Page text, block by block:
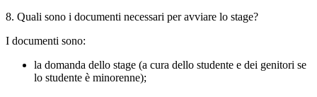
8. Quali sono i documenti necessari per avviare lo stage?
I documenti sono:
la domanda dello stage (a cura dello studente e dei genitori se
lo studente è minorenne);